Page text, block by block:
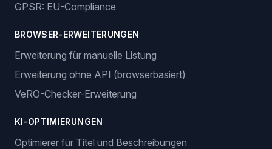
GPSR: EU-Compliance
BROWSER-ERWEITERUNGEN
Erweiterung für manuelle Listung
Erweiterung ohne API (browserbasiert)
VeRO-Checker-Erweiterung
KI-OPTIMIERUNGEN
Optimierer für Titel und Beschreibungen